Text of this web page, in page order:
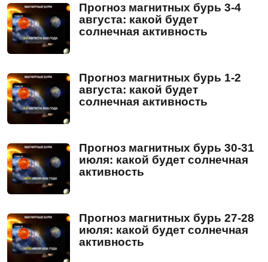
Прогноз магнитных бурь 3-4
августа: какой будет
солнечная активность
Прогноз магнитных бурь 1-2
августа: какой будет
солнечная активность
Прогноз магнитных бурь 30-31
июля: какой будет солнечная
активность
Прогноз магнитных бурь 27-28
июля: какой будет солнечная
активность